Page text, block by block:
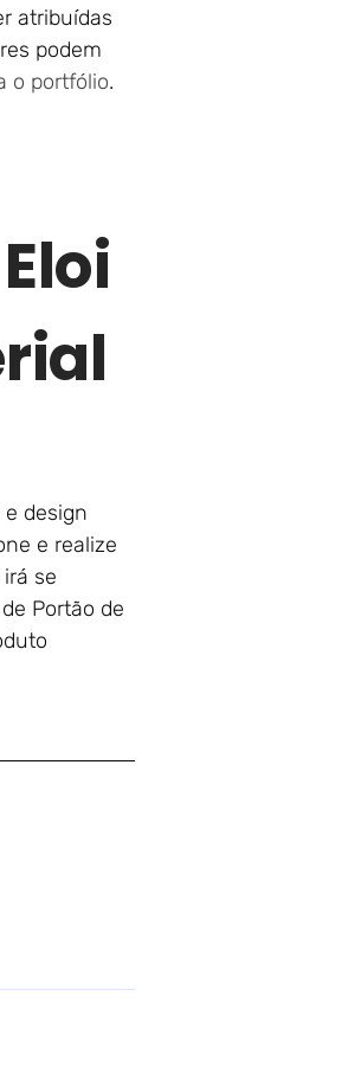
atribuídas
podem
o portfólio.
design
e realize
se
Portão de